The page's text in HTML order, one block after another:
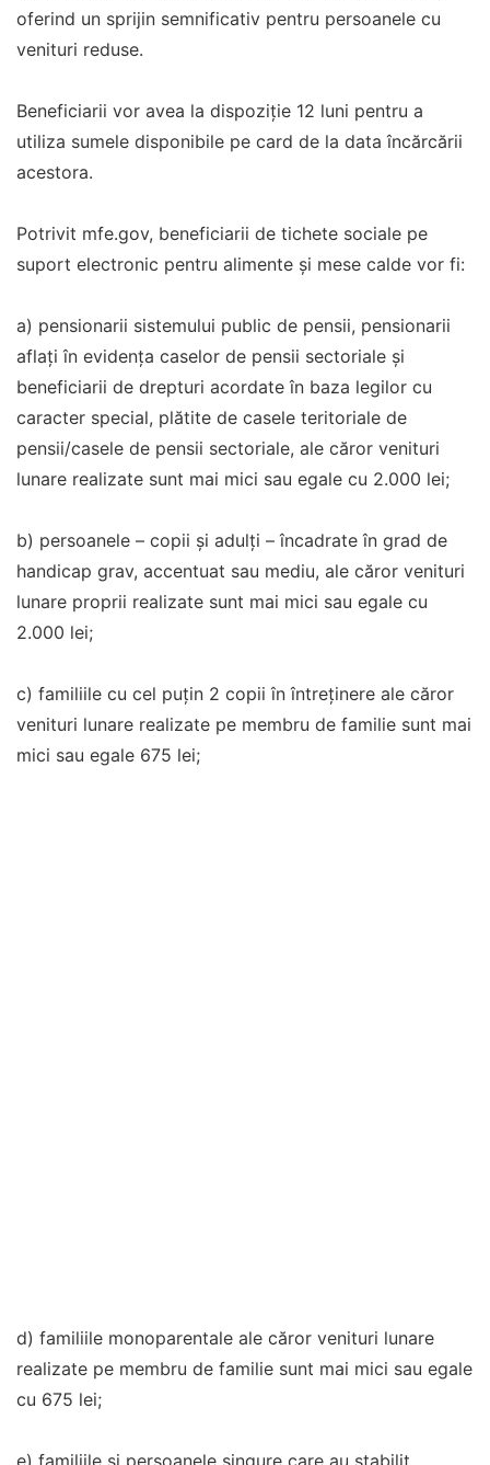
oferind un sprijin semnificativ pentru persoanele cu
venituri reduse.
Beneficiarii vor avea la dispoziție 12 luni pentru a
utiliza sumele disponibile pe card de la data încărcării
acestora.
Potrivit mfe.gov, beneficiarii de tichete sociale pe
suport electronic pentru alimente şi mese calde vor fi:
a) pensionarii sistemului public de pensii, pensionarii
aflaţi în evidenţa caselor de pensii sectoriale şi
beneficiarii de drepturi acordate în baza legilor cu
caracter special, plătite de casele teritoriale de
pensii/casele de pensii sectoriale, ale căror venituri
lunare realizate sunt mai mici sau egale cu 2.000 lei;
b) persoanele – copii şi adulţi – încadrate în grad de
handicap grav, accentuat sau mediu, ale căror venituri
lunare proprii realizate sunt mai mici sau egale cu
2.000 lei;
c) familiile cu cel puţin 2 copii în întreţinere ale căror
venituri lunare realizate pe membru de familie sunt mai
mici sau egale 675 lei;
d) familiile monoparentale ale căror venituri lunare
realizate pe membru de familie sunt mai mici sau egale
cu 675 lei;
e) familiile şi persoanele singure care au stabilit